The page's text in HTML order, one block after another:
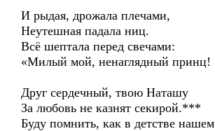
И рыдая, дрожала плечами,
Неутешная падала ниц.
Всё шептала перед свечами:
«Милый мой, ненаглядный принц!
Друг сердечный, твою Наташу
За любовь не казнят секирой.***
Буду помнить, как в детстве нашем